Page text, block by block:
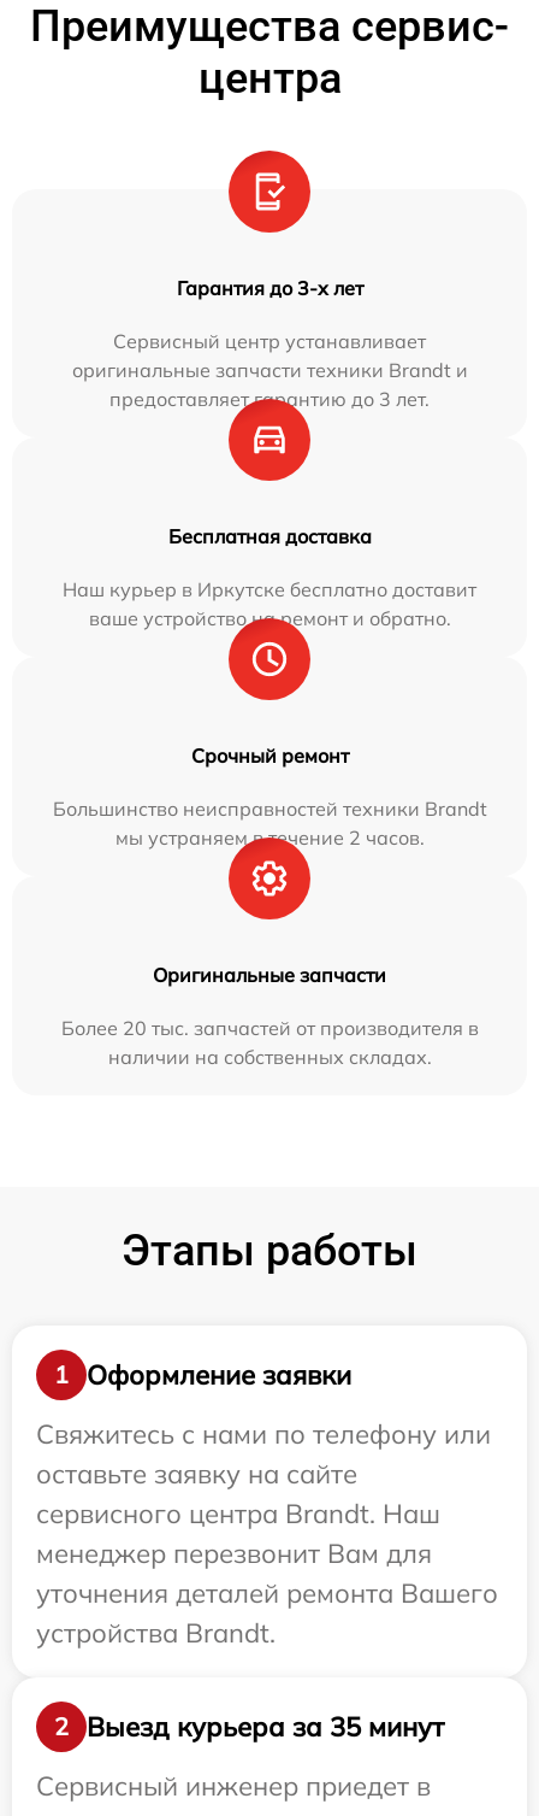
Преимущества сервис-
центра
Гарантия до 3-х лет
Сервисный центр устанавливает
оригинальные запчасти техники Brandt и
предоставляет гарантию до 3 лет.
Бесплатная доставка
Наш курьер в Иркутске бесплатно доставит
ваше устройство на ремонт и обратно.
Срочный ремонт
Большинство неисправностей техники Brandt
мы устраняем в течение 2 часов.
Оригинальные запчасти
Более 20 тыс. запчастей от производителя в
наличии на собственных складах.
Этапы работы
1
Оформление заявки
Свяжитесь с нами по телефону или
оставьте заявку на сайте
сервисного центра Brandt. Наш
менеджер перезвонит Вам для
уточнения деталей ремонта Вашего
устройства Brandt.
2
Выезд курьера за 35 минут
Сервисный инженер приедет в